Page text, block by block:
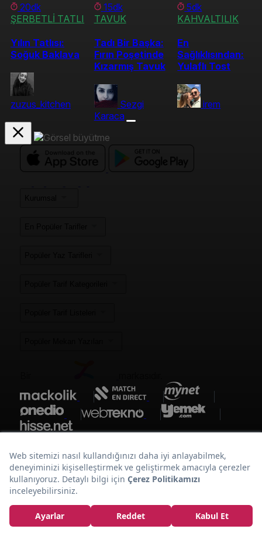
Tam da Mevsiminde: Soslu
Enginar Tarifi
20dk
ŞERBETLİ TATLI
Yılın Tatlısı:
Soğuk Baklava
zuzus_kitchen
15dk
TAVUK
Tadı Bir Başka:
Fırın Poşetinde
Kızarmış Tavuk
Sezgi
Karaca
5dk
KAHVALTILIK
En
Sağlıklısından:
Yulaflı Tost
irem